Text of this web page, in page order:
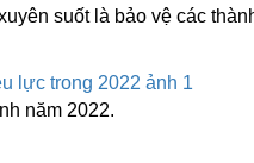
suốt là bảo vệ các
năm 2022.